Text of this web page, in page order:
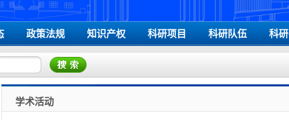
政策法规
国家级相关文件
省级相关文件
学校相关文件
知识产权 科研项目 科研队伍 科
学术活动